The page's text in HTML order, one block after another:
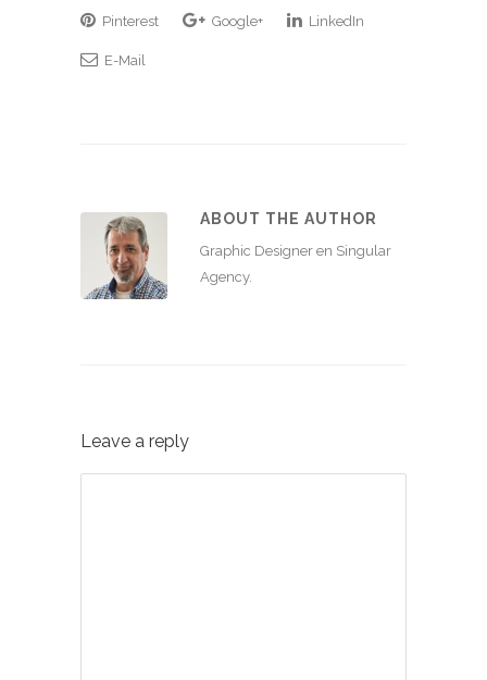
Pinterest Google+ LinkedIn
E-Mail
ABOUT THE AUTHOR
Graphic Designer en Singular
Agency.
Leave a reply